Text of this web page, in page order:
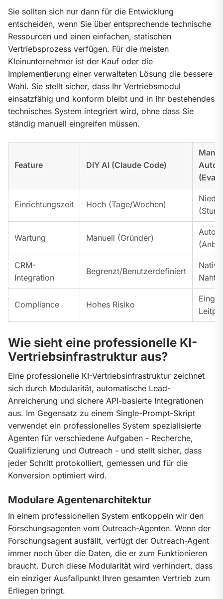
Sie sollten sich nur dann für die Entwicklung
entscheiden, wenn Sie über entsprechende technische
Ressourcen und einen einfachen, statischen
Vertriebsprozess verfügen. Für die meisten
Kleinunternehmer ist der Kauf oder die
Implementierung einer verwalteten Lösung die bessere
Wahl. Sie stellt sicher, dass Ihr Vertriebsmodul
einsatzfähig und konform bleibt und in Ihr bestehendes
technisches System integriert wird, ohne dass Sie
ständig manuell eingreifen müssen.
Feature DIY AI (Claude Code)
Einrichtungszeit Hoch (Tage/Wochen)
Wartung Manuell (Gründer)
CRM-
Integration
Begrenzt/Benutzerdefiniert
Nativ/
Compliance Hohes Risiko
Wie sieht eine professionelle KI-
Vertriebsinfrastruktur aus?
Eine professionelle KI-Vertriebsinfrastruktur zeichnet
sich durch Modularität, automatische Lead-
Anreicherung und sichere API-basierte Integrationen
aus. Im Gegensatz zu einem Single-Prompt-Skript
verwendet ein professionelles System spezialisierte
Agenten für verschiedene Aufgaben - Recherche,
Qualifizierung und Outreach - und stellt sicher, dass
jeder Schritt protokolliert, gemessen und für die
Konversion optimiert wird.
Modulare Agentenarchitektur
In einem professionellen System entkoppeln wir den
Forschungsagenten vom Outreach-Agenten. Wenn der
Forschungsagent ausfällt, verfügt der Outreach-Agent
immer noch über die Daten, die er zum Funktionieren
braucht. Durch diese Modularität wird verhindert, dass
ein einziger Ausfallpunkt Ihren gesamten Vertrieb zum
Erliegen bringt.